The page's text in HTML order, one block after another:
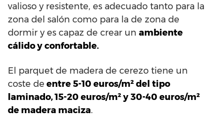
valioso y resistente, es adecuado tanto para la
zona del salón como para la de zona de
dormir y es capaz de crear un ambiente
cálido y confortable.
El parquet de madera de cerezo tiene un
coste de entre 5-10 euros/m² del tipo
laminado, 15-20 euros/m² y 30-40 euros/m²
de madera maciza.